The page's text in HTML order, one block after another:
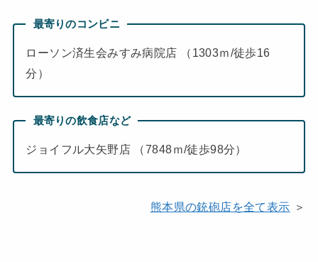
最寄りのコンビニ
ローソン済生会みすみ病院店 （1303ｍ/徒歩16
分）
最寄りの飲食店など
ジョイフル大矢野店 （7848ｍ/徒歩98分）
熊本県の銃砲店を全て表示 ＞